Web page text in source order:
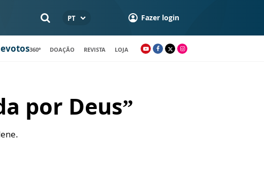
PT Fazer login
360º DOAÇÃO REVISTA LOJA
por Deus”